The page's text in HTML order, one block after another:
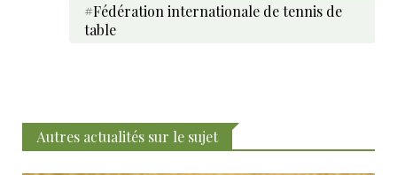
#Fédération internationale de tennis de
table
Autres actualités sur le sujet